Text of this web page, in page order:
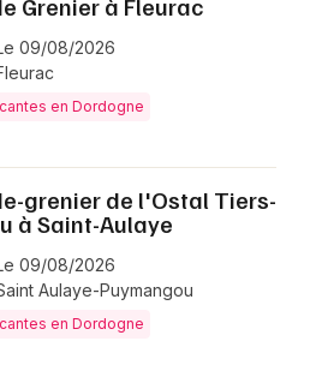
09/08/2026
en Dordogne
grenier de l'Ostal Tiers-
à Saint-Aulaye
09/08/2026
Aulaye-Puymangou
en Dordogne